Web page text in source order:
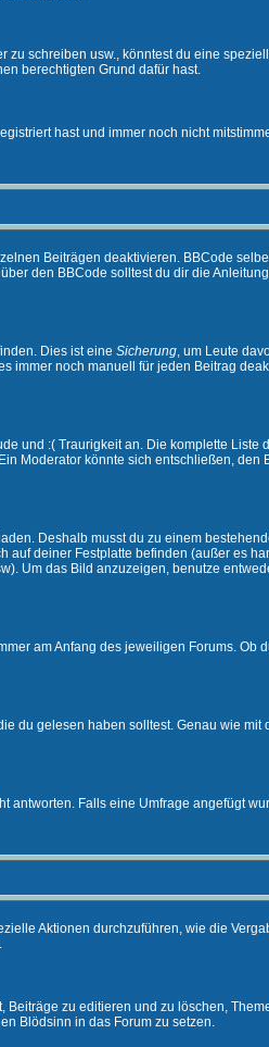
schreiben usw., könntest du eine
berechtigten Grund dafür hast.
hast und immer noch nicht
Beiträgen deaktivieren. BBCode
den BBCode solltest du dir die
Dies ist eine Sicherung, um Leute
immer noch manuell für jeden Beitrag
und :( Traurigkeit an. Die komplette Liste
Moderator könnte sich entschließen, den
Deshalb musst du zu einem
deiner Festplatte befinden (außer es
Um das Bild anzuzeigen, benutze
am Anfang des jeweiligen Forums. Ob
du gelesen haben solltest. Genau wie
Falls eine Umfrage angefügt
Aktionen durchzuführen, wie die
zu editieren und zu löschen,
Blödsinn in das Forum zu setzen.